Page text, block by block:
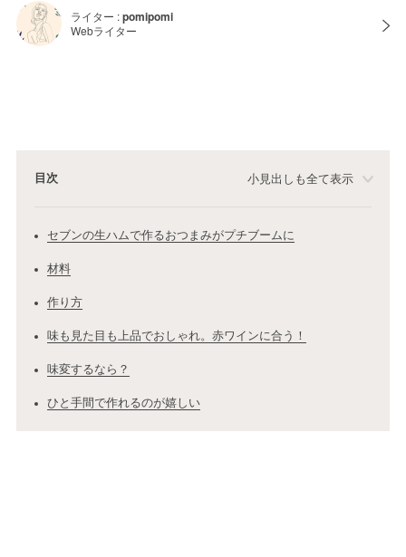
ライター :pomipomi
Webライター
目次 小見出しも全て表示
セブンの生ハムで作るおつまみがプチブームに
材料
作り方
味も見た目も上品でおしゃれ。赤ワインに合う！
味変するなら？
ひと手間で作れるのが嬉しい